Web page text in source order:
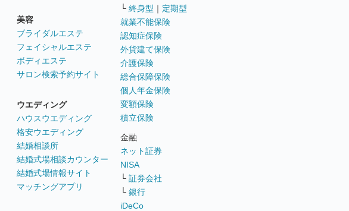
美容
ブライダルエステ
フェイシャルエステ
ボディエステ
サロン検索予約サイト
ウエディング
ハウスウエディング
格安ウエディング
結婚相談所
結婚式場相談カウンター
結婚式場情報サイト
マッチングアプリ
└ 終身型 ｜ 定期型
就業不能保険
認知症保険
外貨建て保険
介護保険
総合保障保険
個人年金保険
変額保険
積立保険
金融
ネット証券
NISA
└ 証券会社
└ 銀行
iDeCo